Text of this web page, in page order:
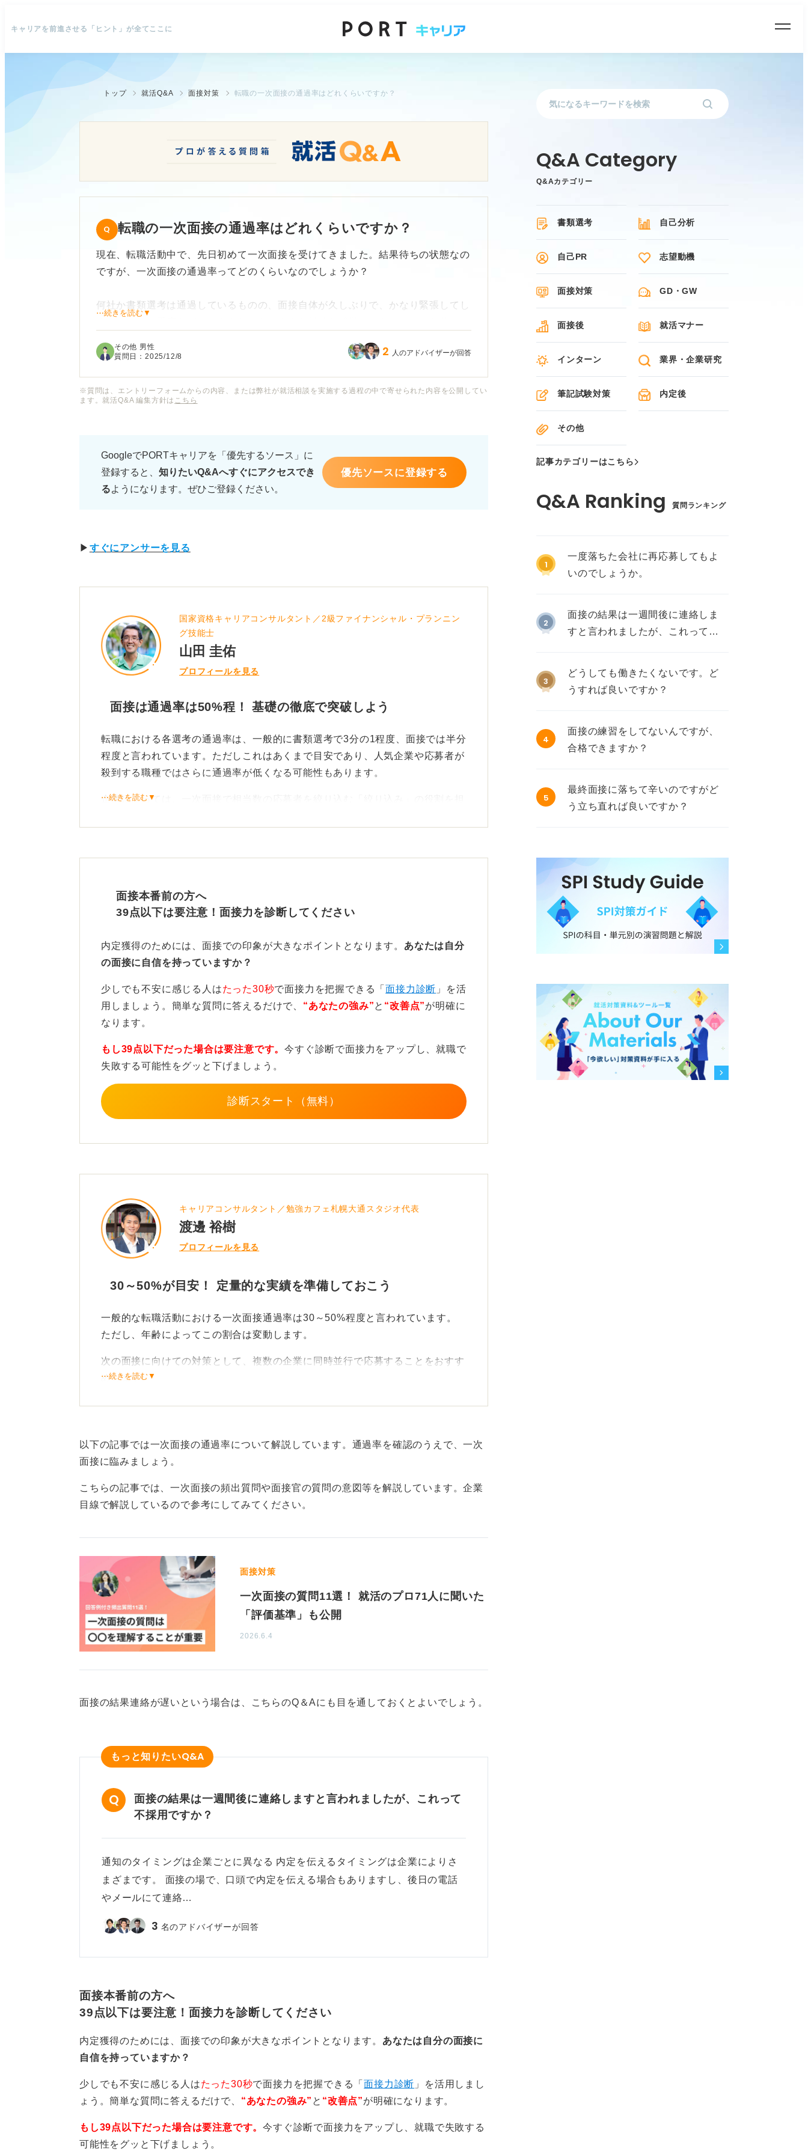
キャリアを前進させる「ヒント」が全てここに
トップ 就活Q&A 面接対策 転職の一次面接の通過率はどれくらいですか？
転職の一次面接の通過率はどれくらいですか？
現在、転職活動中で、先日初めて一次面接を受けてきました。結果待ちの状態なの
ですが、一次面接の通過率ってどのくらいなのでしょうか？
何社か書類選考は通過しているものの、面接自体が久しぶりで、かなり緊張してし
ないといけないと感じています。
⋯続きを読む▼
その他 男性
質問日：2025/12/8 2 人のアドバイザーが回答
※質問は、エントリーフォームからの内容、または弊社が就活相談を実施する過程の中で寄せられた内容を公開してい
ます。就活Q&A 編集方針は こちら
GoogleでPORTキャリアを「優先するソース」に
登録すると、 知りたいQ&Aへすぐにアクセスでき
るようになります。ぜひご登録ください。
優先ソースに登録する
▶ すぐにアンサーを見る
国家資格キャリアコンサルタント／2級ファイナンシャル・プランニン
グ技能士
山田 圭佑
プロフィールを見る
面接は通過率は50%程！ 基礎の徹底で突破しよう
転職における各選考の通過率は、一般的に書類選考で3分の1程度、面接では半分
程度と言われています。ただしこれはあくまで目安であり、人気企業や応募者が
殺到する職種ではさらに通過率が低くなる可能性もあります。
企業によっては、一次面接で相当数の応募者を絞り込む「絞り込み」の役割を担
っかりと押さえることです。
ッチング度を測るための初期選考となります。
特に入社への意欲、業界や仕事への理解、基本的なビジネススキルなどが重視さ
れます。
そのため、なぜこの会社なのか、なぜこの業界なのか、そして自分がどのような
人物で、これまでの経験を活かしてどのように貢献できるのかを明確に伝えられ
るように準備しましょう。
具体的なエピソードを交えながら、自身の強みや適性をアピールすることが大切
です。
面接対策全体として、一次面接のためだけに特別な対策をする必要はないと個人
あなたの熱意と準備の深さが、次のステップへの扉を開く鍵となります。
0
⋯続きを読む▼
面接本番前の方へ
39点以下は要注意！面接力を診断してください
内定獲得のためには、面接での印象が大きなポイントとなります。 あなたは自分
の面接に自信を持っていますか？
少しでも不安に感じる人はたった30秒で面接力を把握できる「面接力診断 」を活
用しましょう。簡単な質問に答えるだけで、 “あなたの強み”と “改善点”が明確に
なります。
もし39点以下だった場合は要注意です。今すぐ診断で面接力をアップし、就職で
失敗する可能性をグッと下げましょう。
診断スタート（無料）
キャリアコンサルタント／勉強カフェ札幌大通スタジオ代表
渡邊 裕樹
プロフィールを見る
30～50%が目安！ 定量的な実績を準備しておこう
一般的な転職活動における一次面接通過率は30～50%程度と言われています。
ただし、年齢によってこの割合は変動します。
次の面接に向けての対策として、複数の企業に同時並行で応募することをおすす
めします。
また、面接では学生のようなポテンシャルよりも、実績を数字で具体的に伝える
字や成果を交えて説明できるよう準備しましょう。
対策が不可欠！ 企業の視点や自分の強みを理解しよう
通過率を上げるためには、面接対策を徹底することが不可欠です。応募企業が何
を具体的にアピールしましょう。
質問への回答を準備するだけでなく、逆質問で意欲を示すことも大切です。企業
研究を怠らず、面接官との対話を意識することで、良い結果につながります。
0
⋯続きを読む▼
以下の記事では一次面接の通過率について解説しています。通過率を確認のうえで、一次
面接に臨みましょう。
こちらの記事では、一次面接の頻出質問や面接官の質問の意図等を解説しています。企業
目線で解説しているので参考にしてみてください。
面接対策
一次面接の質問11選！ 就活のプロ71人に聞いた
「評価基準」も公開
2026.6.4
面接の結果連絡が遅いという場合は、こちらのQ＆Aにも目を通しておくとよいでしょう。
もっと知りたいQ&A
面接の結果は一週間後に連絡しますと言われましたが、これって
不採用ですか？
通知のタイミングは企業ごとに異なる 内定を伝えるタイミングは企業によりさ
まざまです。 面接の場で、口頭で内定を伝える場合もありますし、後日の電話
やメールにて連絡…
3 名のアドバイザーが回答
面接本番前の方へ
39点以下は要注意！面接力を診断してください
内定獲得のためには、面接での印象が大きなポイントとなります。 あなたは自分の面接に
自信を持っていますか？
少しでも不安に感じる人はたった30秒で面接力を把握できる「面接力診断 」を活用しまし
ょう。簡単な質問に答えるだけで、 “あなたの強み” と “改善点”が明確になります。
もし39点以下だった場合は要注意です。今すぐ診断で面接力をアップし、就職で失敗する
可能性をグッと下げましょう。
Q&Aカテゴリー
書類選考 自己分析
自己PR 志望動機
面接対策 GD・GW
面接後 就活マナー
インターン 業界・企業研究
筆記試験対策 内定後
その他
記事カテゴリーはこちら
質問ランキング
1
一度落ちた会社に再応募してもよ
いのでしょうか。
2
面接の結果は一週間後に連絡しま
すと言われましたが、これって不
3
どうしても働きたくないです。ど
うすれば良いですか？
4
面接の練習をしてないんですが、
合格できますか？
5
最終面接に落ちて辛いのですがど
う立ち直れば良いですか？